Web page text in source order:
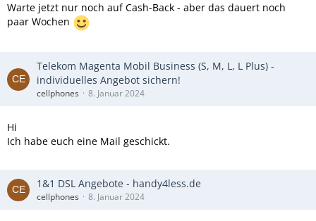
Warte jetzt nur noch auf Cash-Back - aber das dauert noch
paar Wochen
Telekom Magenta Mobil Business (S, M, L, L Plus) -
individuelles Angebot sichern!
cellphones 8. Januar 2024
Hi
Ich habe euch eine Mail geschickt.
1&1 DSL Angebote - handy4less.de
cellphones 8. Januar 2024